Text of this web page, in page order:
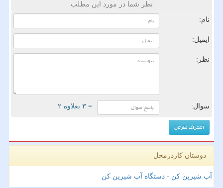
نظر شما در مورد این مطلب
نام:
ایمیل:
نظر:
سوال: = ۳ بعلاوه ۲
دوستان کاردرمحل
آب شیرین کن - دستگاه آب شیرین کن